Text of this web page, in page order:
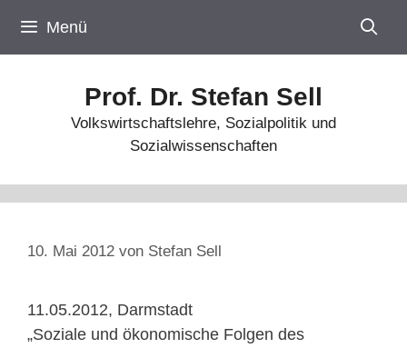
Inhalt
springen
Menü
Prof. Dr. Stefan Sell
Volkswirtschaftslehre, Sozialpolitik und
Sozialwissenschaften
10. Mai 2012 von Stefan Sell
11.05.2012, Darmstadt
„Soziale und ökonomische Folgen des